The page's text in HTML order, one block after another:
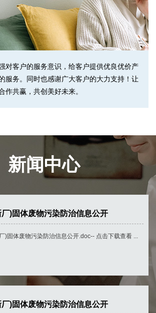
对客户的服务意识，给客户提供优良优价产
服务。同时也感谢广大客户的大力支持！让
作共赢，共创美好未来。
新闻中心
厂)固体废物污染防治信息公开
)固体废物污染防治信息公开.doc-- 点击下载查看 ...
厂)固体废物污染防治信息公开